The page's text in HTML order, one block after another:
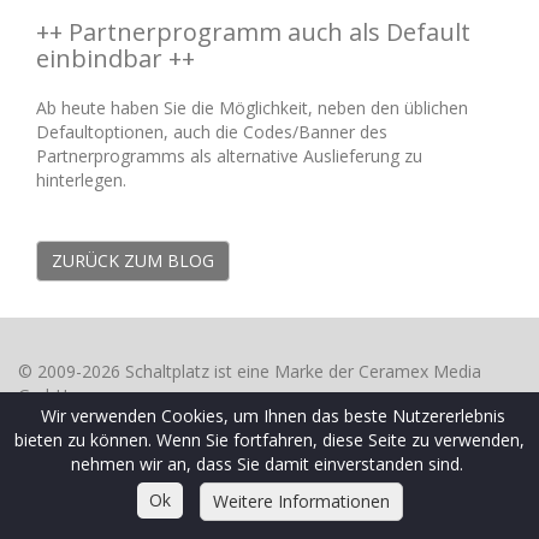
++ Partnerprogramm auch als Default
einbindbar ++
Ab heute haben Sie die Möglichkeit, neben den üblichen
Defaultoptionen, auch die Codes/Banner des
Partnerprogramms als alternative Auslieferung zu
hinterlegen.
ZURÜCK ZUM BLOG
© 2009-2026 Schaltplatz ist eine Marke der Ceramex Media
GmbH
AGB| Datenschutzrichtlinien|FAQ Webseiten|FAQ
Werbekunden|Impressum|Kontakt|Sitemap
Wir verwenden Cookies, um Ihnen das beste Nutzererlebnis
bieten zu können. Wenn Sie fortfahren, diese Seite zu verwenden,
nehmen wir an, dass Sie damit einverstanden sind.
Ok
Weitere Informationen